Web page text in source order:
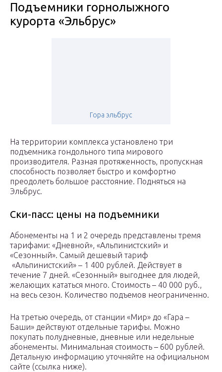
Подъемники горнолыжного
курорта «Эльбрус»
Гора эльбрус
На территории комплекса установлено три
подъемника гондольного типа мирового
производителя. Разная протяженность, пропускная
способность позволяет быстро и комфортно
преодолеть большое расстояние. Подняться на
Эльбрус.
Ски-пасс: цены на подъемники
Абонементы на 1 и 2 очередь представлены тремя
тарифами: «Дневной», «Альпинистский» и
«Сезонный». Самый дешевый тариф
«Альпинистский» – 1 400 рублей. Действует в
течение 7 дней. «Сезонный» выгоднее для людей,
желающих кататься много. Стоимость – 40 000 руб.,
на весь сезон. Количество подъемов неограниченно.
На третью очередь, от станции «Мир» до «Гара –
Баши» действуют отдельные тарифы. Можно
покупать полудневные, дневные или недельные
абонементы. Минимальная стоимость – 600 рублей.
Детальную информацию уточняйте на официальном
сайте (ссылка ниже).